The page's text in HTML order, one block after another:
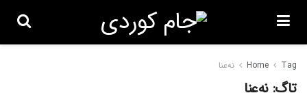
Home Tag نەعنا
تاگ: نەعنا